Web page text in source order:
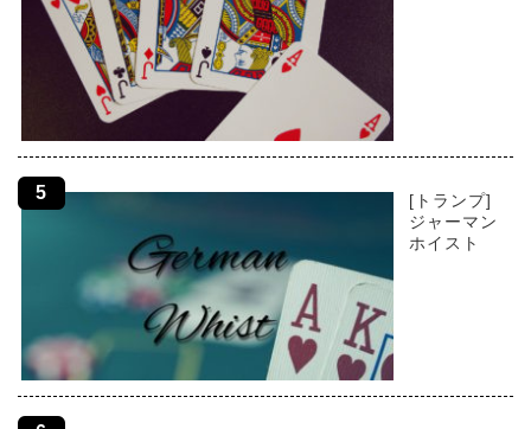
[トランプ]
ジャーマン
ホイスト